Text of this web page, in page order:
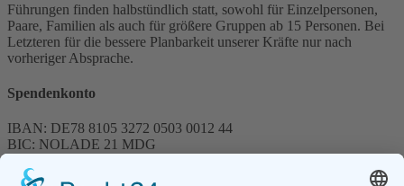
Führungen finden halbstündlich statt, sowohl für Einzelpersonen,
Paare, Familien als auch für größere Gruppen ab 15 Personen. Bei
Letzteren für die bessere Planbarkeit unserer Kräfte nur nach
vorheriger Absprache.
Spendenkonto
IBAN: DE78 8105 3272 0503 0012 44
BIC: NOLADE 21 MDG
Spenden können steuerlich abgesetzt werden